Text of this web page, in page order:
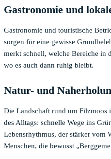
Gastronomie und
Gastronomie und touristische
sorgen für eine gewisse
merkt schnell, welche Bereiche in
wo es auch dann ruhig bleibt.
Natur- und
Die Landschaft rund um Filzmoos
des Alltags: schnelle Wege ins
Lebensrhythmus, der stärker vom
Menschen, die bewusst